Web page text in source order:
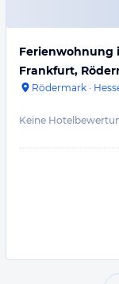
Ferienwohnung
Frankfurt,
Rödermark ·
Keine